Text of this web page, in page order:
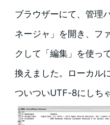
ブラウザーにて、管理
ネージャ」を開き、フ
クして「編集」を使っ
換えました。ローカル
ついついUTF-8にしち